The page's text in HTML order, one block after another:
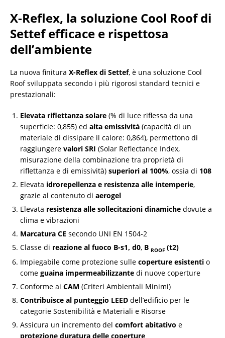
X-Reflex, la soluzione Cool Roof di
Settef efficace e rispettosa
dell’ambiente
La nuova finitura X-Reflex di Settef, è una soluzione Cool
Roof sviluppata secondo i più rigorosi standard tecnici e
prestazionali:
Elevata riflettanza solare (% di luce riflessa da una
superficie: 0,855) ed alta emissività (capacità di un
materiale di dissipare il calore: 0,864), permettono di
raggiungere valori SRI (Solar Reflectance Index,
misurazione della combinazione tra proprietà di
riflettanza e di emissività) superiori al 100%, ossia di 108
Elevata idrorepellenza e resistenza alle intemperie,
grazie al contenuto di aerogel
Elevata resistenza alle sollecitazioni dinamiche dovute a
clima e vibrazioni
Marcatura CE secondo UNI EN 1504-2
Classe di reazione al fuoco B-s1, d0, B ROOF (t2)
Impiegabile come protezione sulle coperture esistenti o
come guaina impermeabilizzante di nuove coperture
Conforme ai CAM (Criteri Ambientali Minimi)
Contribuisce al punteggio LEED dell’edificio per le
categorie Sostenibilità e Materiali e Risorse
Assicura un incremento del comfort abitativo e
protezione duratura delle coperture